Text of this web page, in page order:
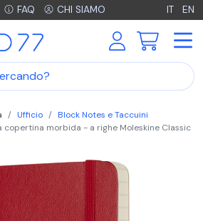
FAQ CHI SIAMO IT EN
Ufficio
Block Notes e Taccuini
copertina morbida - a righe Moleskine Classic